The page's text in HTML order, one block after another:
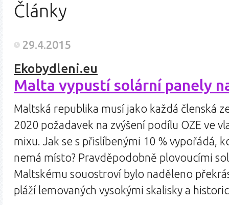
Články
29.4.2015
Ekobydleni.eu
Malta vypustí solární panely
Maltská republika musí jako každá členská
2020 požadavek na zvýšení podílu OZE ve
mixu. Jak se s přislíbenými 10 % vypořádá,
nemá místo? Pravděpodobně plovoucími
Maltskému souostroví bylo naděleno
pláží lemovaných vysokými skalisky a